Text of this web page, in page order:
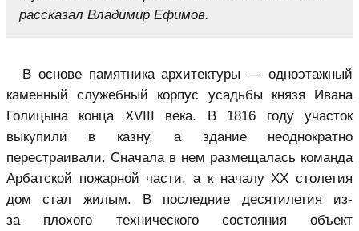
рассказал Владимир Ефимов.
В основе памятника архитектуры — одноэтажный
каменный служебный корпус усадьбы князя Ивана
Голицына конца XVIII века. В 1816 году участок
выкупили в казну, а здание неоднократно
перестраивали. Сначала в нем размещалась команда
Арбатской пожарной части, а к началу ХХ столетия
дом стал жилым. В последние десятилетия из-
за плохого технического состояния объект